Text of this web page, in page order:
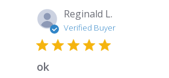
Reginald L.
Verified Buyer
ok